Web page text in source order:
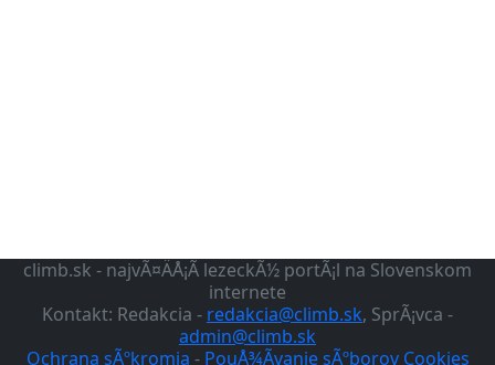
climb.sk - najvÃ¤ÄÅ¡Ã­ lezeckÃ½ portÃ¡l na Slovenskom
internete
Kontakt: Redakcia - redakcia@climb.sk, SprÃ¡vca -
admin@climb.sk
Ochrana sÃºkromia - PouÅ¾Ã­vanie sÃºborov Cookies